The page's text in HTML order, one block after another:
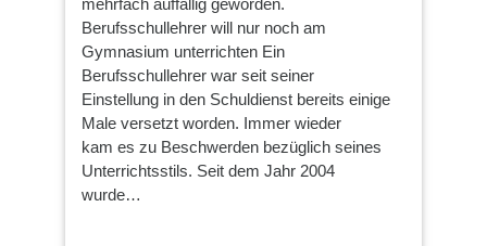
mehrfach auffällig geworden.
Berufsschullehrer will nur noch am
Gymnasium unterrichten Ein
Berufsschullehrer war seit seiner
Einstellung in den Schuldienst bereits einige
Male versetzt worden. Immer wieder
kam es zu Beschwerden bezüglich seines
Unterrichtsstils. Seit dem Jahr 2004
wurde…